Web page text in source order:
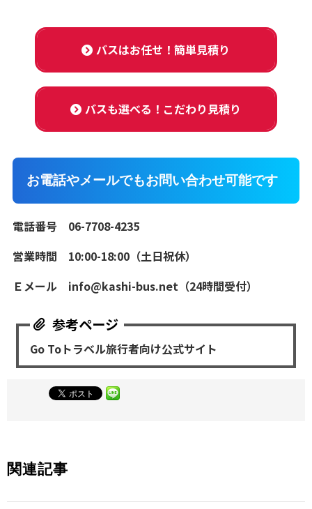
バスはお任せ！簡単見積り
バスも選べる！こだわり見積り
お電話やメールでもお問い合わせ可能です
電話番号 06-7708-4235
営業時間 10:00-18:00（土日祝休）
Ｅメール info@kashi-bus.net（24時間受付）
Go Toトラベル旅行者向け公式サイト
関連記事